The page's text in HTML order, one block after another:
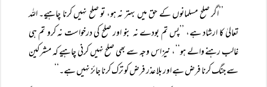
’’اگر صلح مسلمانوں کے حق میں بہتر نہ ہو، تو صلح نہیں کرنا چاہیے۔ اللہ
تعالیٰ کا ارشاد ہے، ’’پس تم بودے نہ بنو اور صلح کی درخواست نہ کرو تم ہی
غالب رہنے والے ہو‘‘، نیز اس وجہ سے بھی صلح نہیں کرنی چاہیے کہ مشرکین
سے جنگ کرنا فرض ہے اور بلا عذر فرض کو ترک کرنا جائز نہیں ہے۔‘‘